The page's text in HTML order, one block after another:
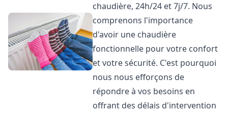
chaudière, 24h/24 et 7j/7. Nous
comprenons l'importance
d'avoir une chaudière
fonctionnelle pour votre confort
et votre sécurité. C'est pourquoi
nous nous efforçons de
répondre à vos besoins en
offrant des délais d'intervention